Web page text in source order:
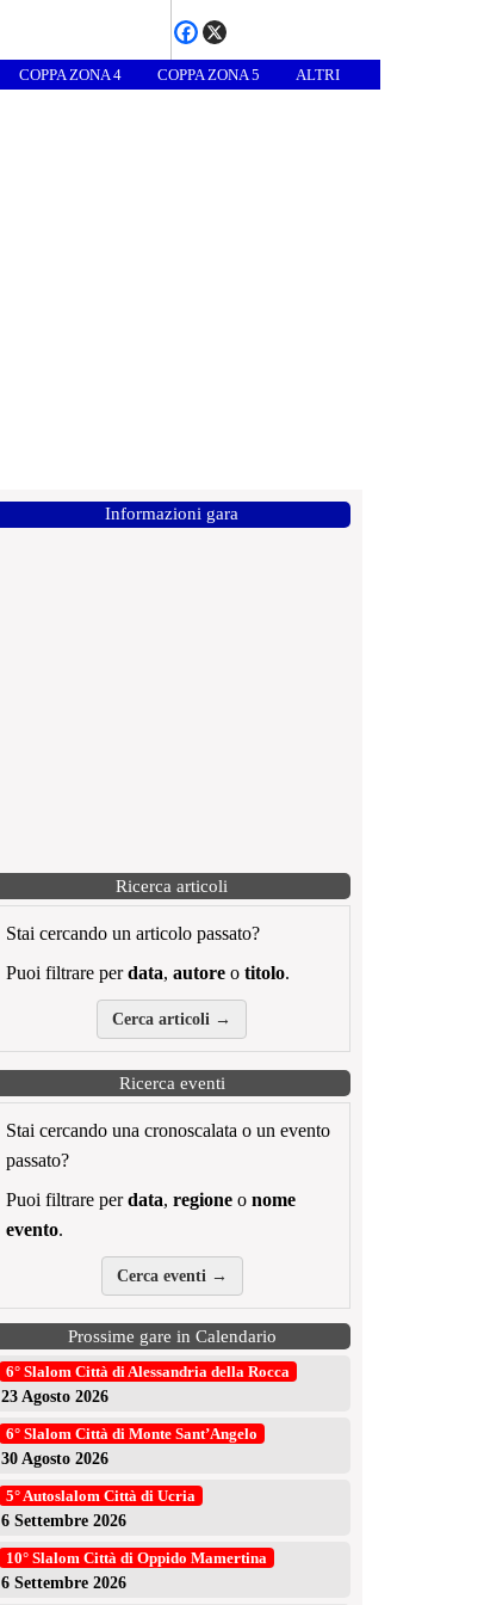
COPPA ZONA 4 COPPA ZONA 5 ALTRI
Informazioni gara
Ricerca articoli
Stai cercando un articolo passato?
Puoi filtrare perdata, autore o titolo.
Cerca articoli →
Ricerca eventi
Stai cercando una cronoscalata o un evento
passato?
Puoi filtrare perdata, regione o nome
evento.
Cerca eventi →
Prossime gare in Calendario
6° Slalom Città di Alessandria della Rocca
23 Agosto 2026
6° Slalom Città di Monte Sant’Angelo
30 Agosto 2026
5° Autoslalom Città di Ucria
6 Settembre 2026
10° Slalom Città di Oppido Mamertina
6 Settembre 2026